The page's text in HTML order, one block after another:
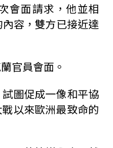
會面請求，他並相
容，雙方已接近達
官員會面。
圖促成一像和平協
以來歐洲最致命的